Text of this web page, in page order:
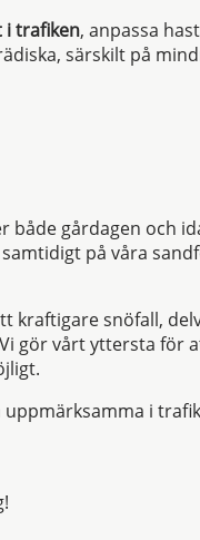
i trafiken, anpassa
särskilt på
gårdagen och
på våra
kraftigare snöfall,
gör vårt yttersta för
i